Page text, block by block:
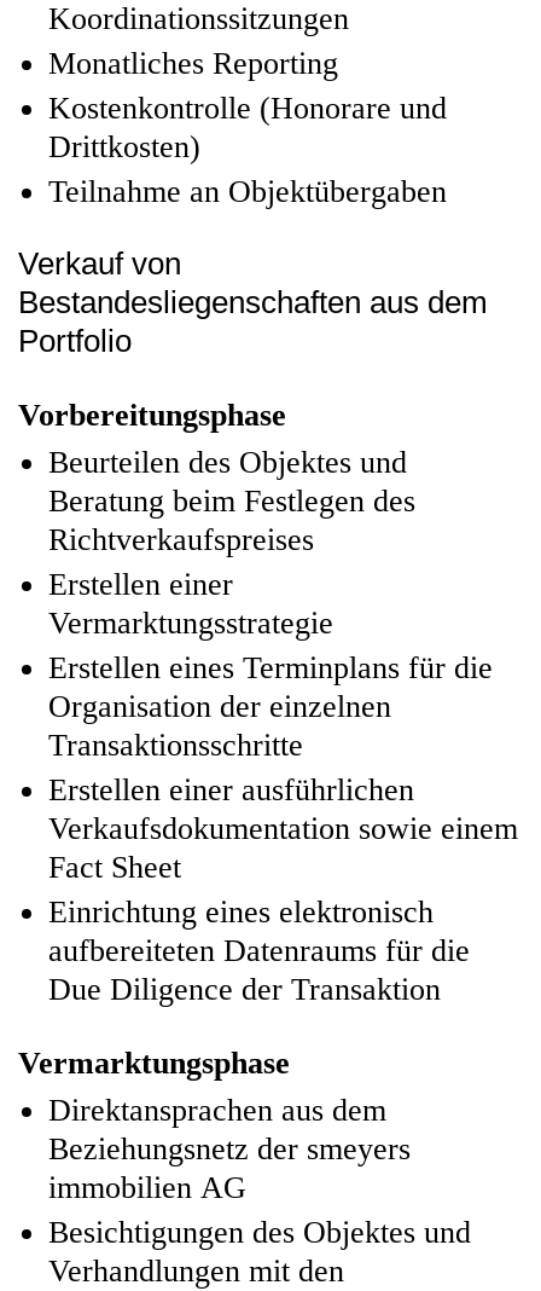
Koordinationssitzungen
Monatliches Reporting
Kostenkontrolle (Honorare und
Drittkosten)
Teilnahme an Objektübergaben
Verkauf von
Bestandesliegenschaften aus dem
Portfolio
Vorbereitungsphase
Beurteilen des Objektes und
Beratung beim Festlegen des
Richtverkaufspreises
Erstellen einer
Vermarktungsstrategie
Erstellen eines Terminplans für die
Organisation der einzelnen
Transaktionsschritte
Erstellen einer ausführlichen
Verkaufsdokumentation sowie einem
Fact Sheet
Einrichtung eines elektronisch
aufbereiteten Datenraums für die
Due Diligence der Transaktion
Vermarktungsphase
Direktansprachen aus dem
Beziehungsnetz der smeyers
immobilien AG
Besichtigungen des Objektes und
Verhandlungen mit den